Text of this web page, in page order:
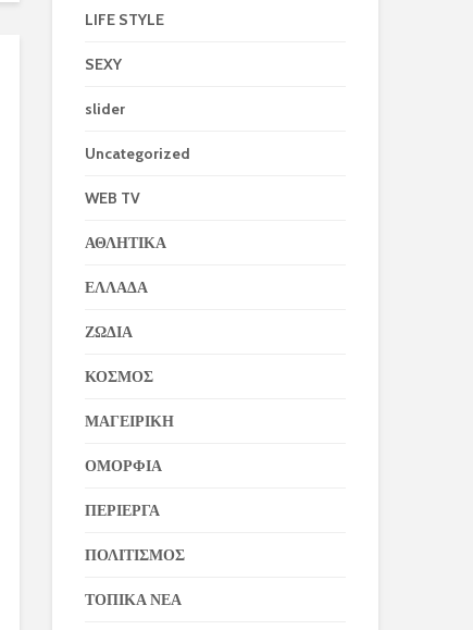
LIFE STYLE
SEXY
slider
Uncategorized
WEB TV
ΑΘΛΗΤΙΚΑ
ΕΛΛΑΔΑ
ΖΩΔΙΑ
ΚΟΣΜΟΣ
ΜΑΓΕΙΡΙΚΗ
ΟΜΟΡΦΙΑ
ΠΕΡΙΕΡΓΑ
ΠΟΛΙΤΙΣΜΟΣ
ΤΟΠΙΚΑ ΝΕΑ